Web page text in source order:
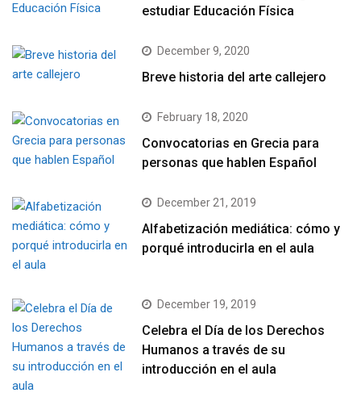
estudiar Educación Física
December 9, 2020
Breve historia del arte callejero
February 18, 2020
Convocatorias en Grecia para
personas que hablen Español
December 21, 2019
Alfabetización mediática: cómo y
porqué introducirla en el aula
December 19, 2019
Celebra el Día de los Derechos
Humanos a través de su
introducción en el aula